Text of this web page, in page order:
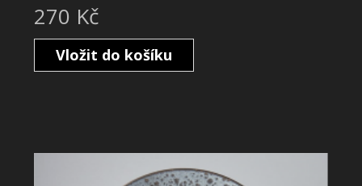
270 Kč
Vložit do košíku